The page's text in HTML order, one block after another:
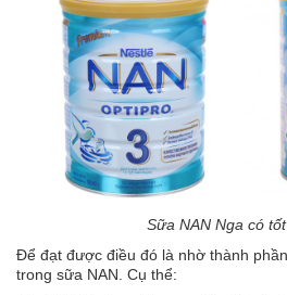
Sữa NAN Nga có
Để đạt được điều đó là nhờ thành
trong sữa NAN. Cụ thể: